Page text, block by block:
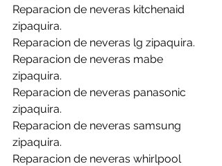
Reparacion de neveras kitchenaid
zipaquira.
Reparacion de neveras lg zipaquira.
Reparacion de neveras mabe
zipaquira.
Reparacion de neveras panasonic
zipaquira.
Reparacion de neveras samsung
zipaquira.
Reparacion de neveras whirlpool